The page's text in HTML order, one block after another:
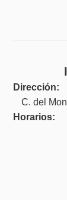
Dirección:
C. del
Horarios: